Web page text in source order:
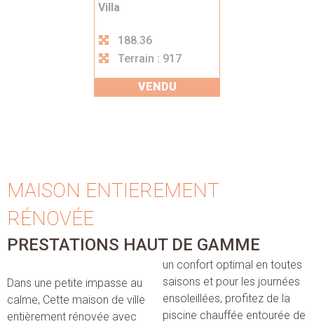
Villa
188.36
Terrain : 917
VENDU
MAISON ENTIEREMENT
RÉNOVÉE
PRESTATIONS HAUT DE GAMME
Dans une petite impasse au
calme, Cette maison de ville
entièrement rénovée avec
un confort optimal en toutes
saisons et pour les journées
ensoleillées, profitez de la
piscine chauffée entourée de